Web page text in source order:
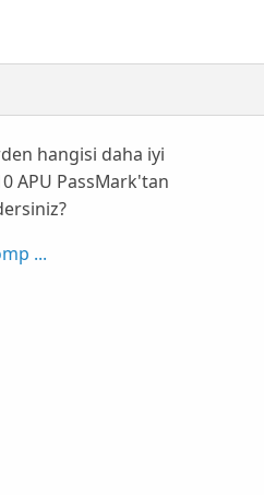
hangisi daha iyi
APU PassMark'tan
...